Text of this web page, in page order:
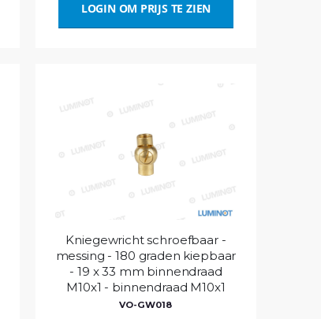
LOGIN OM PRIJS TE ZIEN
Kniegewricht schroefbaar -
messing - 180 graden kiepbaar
- 19 x 33 mm binnendraad
M10x1 - binnendraad M10x1
VO-GW018